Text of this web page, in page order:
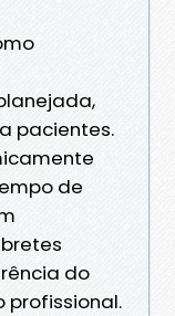
pacientes.
de
do
profissional.